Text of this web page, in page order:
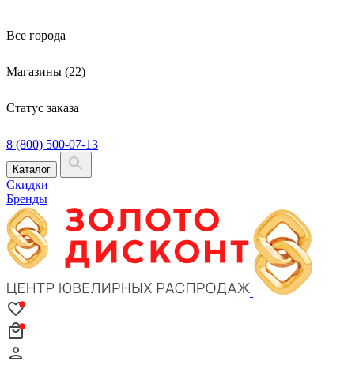
Все города
Магазины (22)
Статус заказа
8 (800) 500-07-13
Каталог
Скидки
Бренды